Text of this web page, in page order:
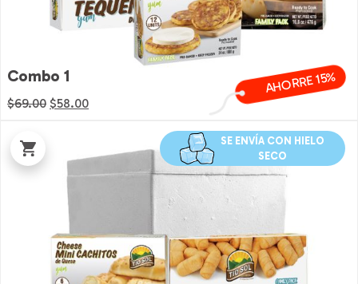
Combo 1
$69.00 El
era:
$69.00.
$58.00El
es:
$58.00.
AHORRE 15%
SE ENVÍA CON HIELO
SECO